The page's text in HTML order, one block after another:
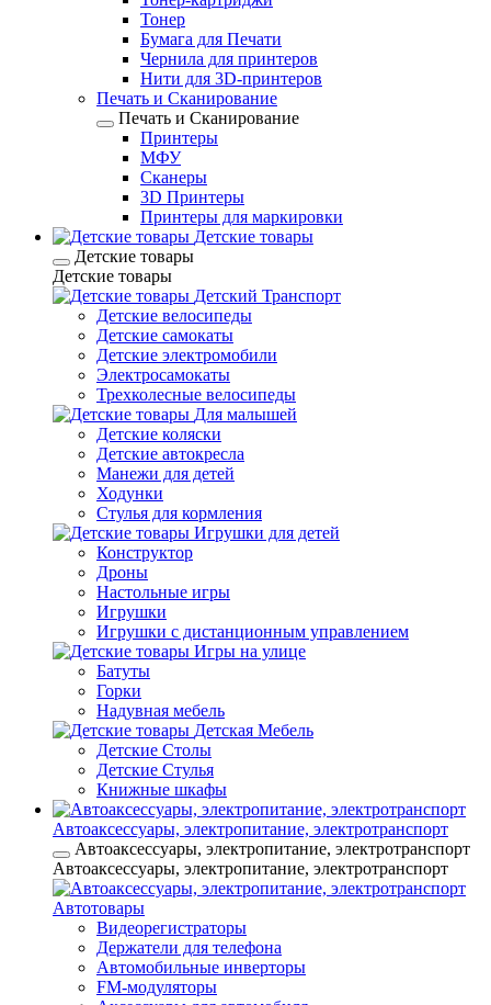
Тонер
Бумага для Печати
Чернила для принтеров
Нити для 3D-принтеров
Печать и Сканирование
Печать и Сканирование
Принтеры
МФУ
Сканеры
3D Принтеры
Принтеры для маркировки
Детские товары
Детские товары
Детские товары
Детский Транспорт
Детские велосипеды
Детские самокаты
Детские электромобили
Электросамокаты
Трехколесные велосипеды
Для малышей
Детские коляски
Детские автокресла
Манежи для детей
Ходунки
Стулья для кормления
Игрушки для детей
Конструктор
Дроны
Настольные игры
Игрушки
Игрушки c дистанционным управлением
Игры на улице
Батуты
Горки
Надувная мебель
Детская Мебель
Детские Столы
Детские Стулья
Книжные шкафы
Автоаксессуары, электропитание, электротранспорт
Автоаксессуары, электропитание, электротранспорт
Автоаксессуары, электропитание, электротранспорт
Автотовары
Видеорегистраторы
Держатели для телефона
Автомобильные инверторы
FM-модуляторы